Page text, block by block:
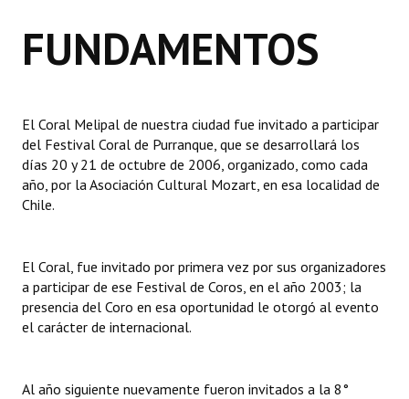
Comunicaciones
Resoluciones de Presidencia
INSTITUCIONAL
Noticias Destacadas
Registros y Distinciones
FUNDAMENTOS
El Coral Melipal de nuestra ciudad fue invitado a participar
del Festival Coral de Purranque, que se desarrollará los
días 20 y 21 de octubre de 2006, organizado, como cada
año, por la Asociación Cultural Mozart, en esa localidad de
Chile.
El Coral, fue invitado por primera vez por sus organizadores
a participar de ese Festival de Coros, en el año 2003; la
presencia del Coro en esa oportunidad le otorgó al evento
el carácter de internacional.
Al año siguiente nuevamente fueron invitados a la 8°